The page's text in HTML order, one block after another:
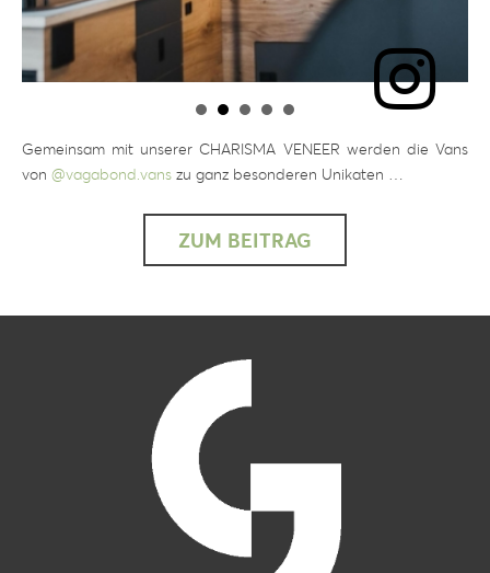
Gemeinsam mit unserer CHARISMA VENEER werden die Vans
von @vagabond.vans zu ganz besonderen Unikaten …
ZUM BEITRAG